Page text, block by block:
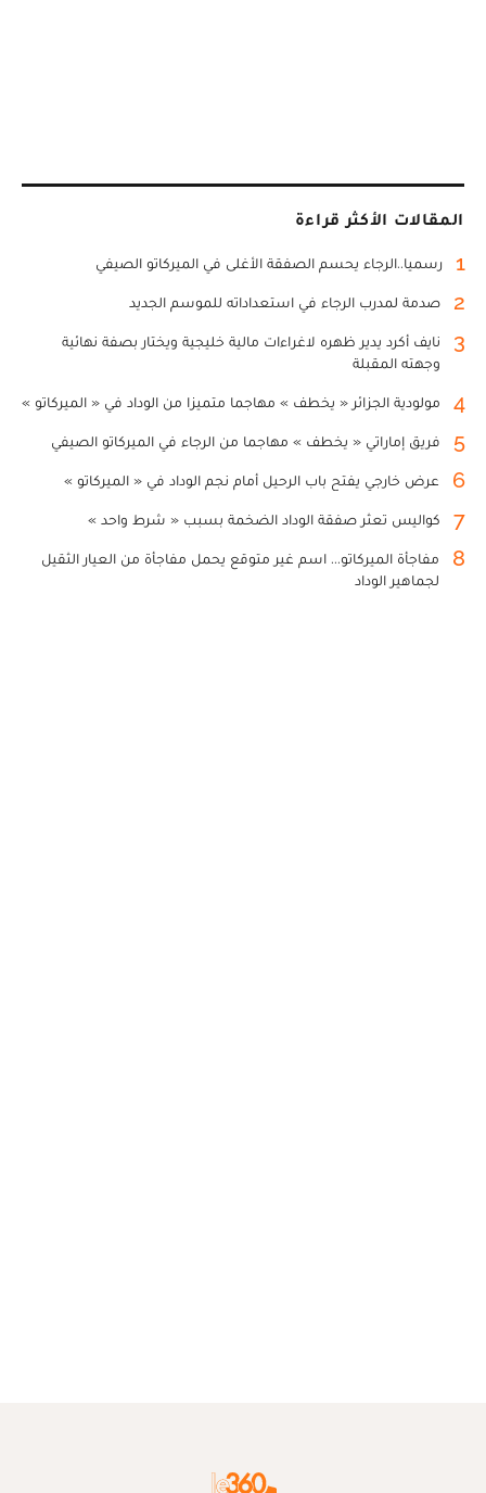
المقالات الأكثر قراءة
1 رسميا..الرجاء يحسم الصفقة الأغلى في الميركاتو الصيفي
2 صدمة لمدرب الرجاء في استعداداته للموسم الجديد
3
نايف أكرد يدير ظهره لاغراءات مالية خليجية ويختار بصفة نهائية
وجهته المقبلة
4 مولودية الجزائر « يخطف » مهاجما متميزا من الوداد في « الميركاتو »
5 فريق إماراتي « يخطف » مهاجما من الرجاء في الميركاتو الصيفي
6 عرض خارجي يفتح باب الرحيل أمام نجم الوداد في « الميركاتو »
7 كواليس تعثر صفقة الوداد الضخمة بسبب « شرط واحد »
8
مفاجأة الميركاتو... اسم غير متوقع يحمل مفاجأة من العيار الثقيل
لجماهير الوداد